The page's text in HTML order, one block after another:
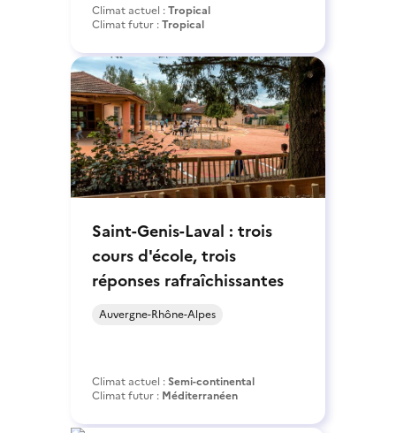
Climat actuel :Tropical
Climat futur :Tropical
Saint-Genis-Laval : trois
cours d'école, trois
réponses rafraîchissantes
Auvergne-Rhône-Alpes
Climat actuel :Semi-continental
Climat futur : Méditerranéen